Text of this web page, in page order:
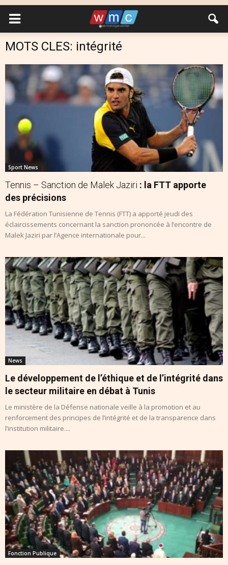
MOTS CLES: intégrité
Sport News
Tennis – Sanction de Malek Jaziri : la FTT apporte
des précisions
La Fédération Tunisienne de Tennis (FTT) a apporté jeudi des
éclaircissements concernant la sanction prononcée à l’encontre de
Malek Jaziri par l’Agence internationale pour...
News
Le développement de l’éthique et de l’intégrité dans
le secteur militaire en débat à Tunis
Le ministère de la Défense nationale veille à la promotion et au
renforcement des principes de l’intégrité et de la transparence dans
l’institution militaire....
Fonction Publique